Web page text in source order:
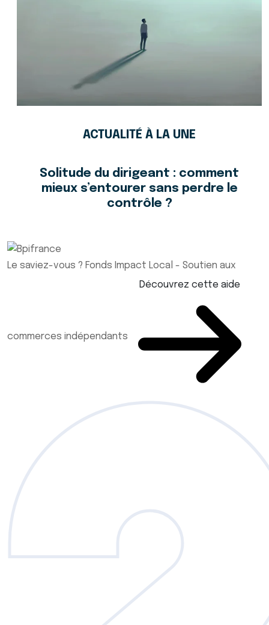
ACTUALITÉ À LA UNE
Solitude du dirigeant : comment
mieux s’entourer sans perdre le
contrôle ?
Le saviez-vous ? Fonds Impact Local - Soutien aux
commerces indépendants
Découvrez cette aide